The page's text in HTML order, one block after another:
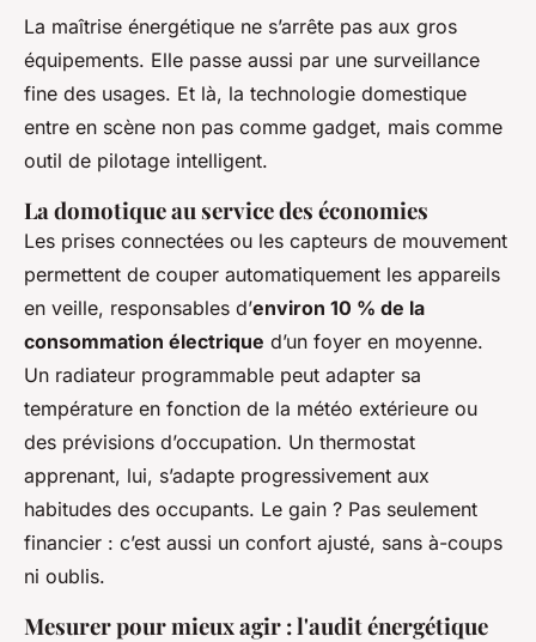
La maîtrise énergétique ne s’arrête pas aux gros
équipements. Elle passe aussi par une surveillance
fine des usages. Et là, la technologie domestique
entre en scène non pas comme gadget, mais comme
outil de pilotage intelligent.
La domotique au service des économies
Les prises connectées ou les capteurs de mouvement
permettent de couper automatiquement les appareils
en veille, responsables d’environ 10 % de la
consommation électrique d’un foyer en moyenne.
Un radiateur programmable peut adapter sa
température en fonction de la météo extérieure ou
des prévisions d’occupation. Un thermostat
apprenant, lui, s’adapte progressivement aux
habitudes des occupants. Le gain ? Pas seulement
financier : c’est aussi un confort ajusté, sans à-coups
ni oublis.
Mesurer pour mieux agir : l'audit énergétique